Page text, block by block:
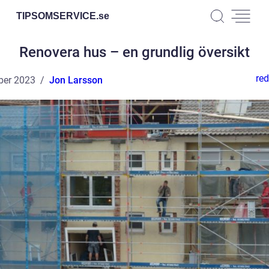
TIPSOMSERVICE.se
Renovera hus – en grundlig översikt
2023 Jon Larsson